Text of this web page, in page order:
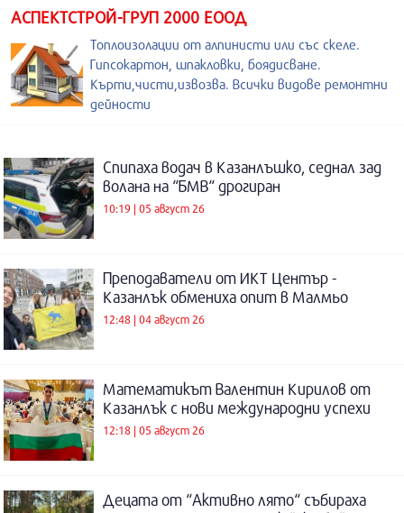
АСПЕКТСТРОЙ-ГРУП 2000 ЕООД
Топлоизолации от алпинисти или със скеле.
Гипсокартон, шпакловки, боядисване.
Кърти,чисти,извозва. Всички видове ремонтни
дейности
Спипаха водач в Казанлъшко, седнал зад
волана на “БМВ“ дрогиран
10:19 | 05 август 26
Преподаватели от ИКТ Център -
Казанлък обмениха опит в Малмьо
12:48 | 04 август 26
Математикът Валентин Кирилов от
Казанлък с нови международни успехи
12:18 | 05 август 26
Децата от “Активно лято“ събираха